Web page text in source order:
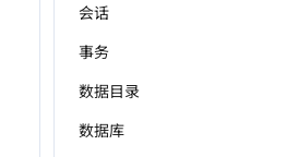
会话
事务
数据目录
数据库